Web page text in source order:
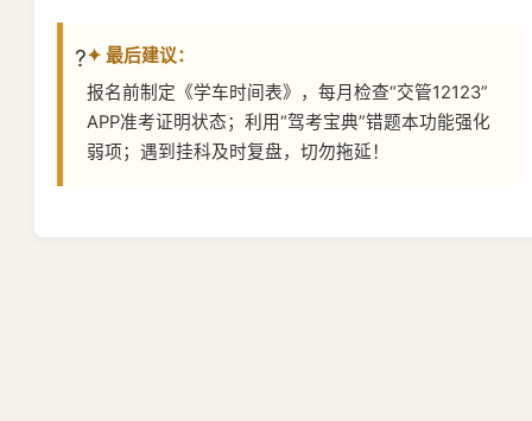
✦ 最后建议：
报名前制定《学车时间表》，每月检查“交管12123”
APP准考证明状态；利用“驾考宝典”错题本功能强化
弱项；遇到挂科及时复盘，切勿拖延！